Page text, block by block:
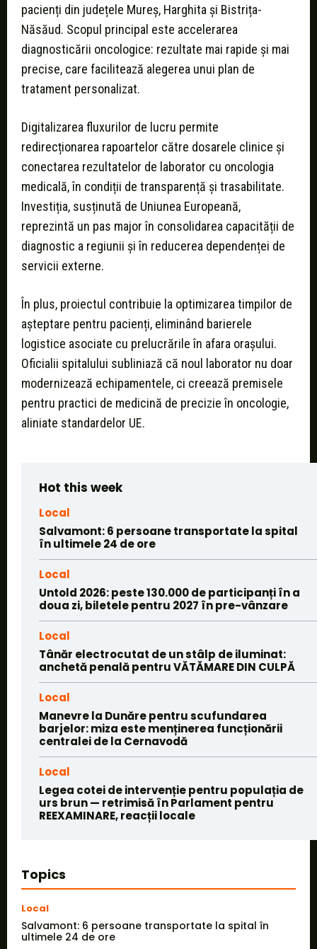
pacienți din județele Mureș, Harghita și Bistrița-
Năsăud. Scopul principal este accelerarea
diagnosticării oncologice: rezultate mai rapide și mai
precise, care facilitează alegerea unui plan de
tratament personalizat.
Digitalizarea fluxurilor de lucru permite
redirecționarea rapoartelor către dosarele clinice și
conectarea rezultatelor de laborator cu oncologia
medicală, în condiții de transparență și trasabilitate.
Investiția, susținută de Uniunea Europeană,
reprezintă un pas major în consolidarea capacității de
diagnostic a regiunii și în reducerea dependenței de
servicii externe.
În plus, proiectul contribuie la optimizarea timpilor de
așteptare pentru pacienți, eliminând barierele
logistice asociate cu prelucrările în afara orașului.
Oficialii spitalului subliniază că noul laborator nu doar
modernizează echipamentele, ci creează premisele
pentru practici de medicină de precizie în oncologie,
aliniate standardelor UE.
Hot this week
Local
Salvamont: 6 persoane transportate la spital
în ultimele 24 de ore
Local
Untold 2026: peste 130.000 de participanți în a
doua zi, biletele pentru 2027 în pre-vânzare
Local
Tânăr electrocutat de un stâlp de iluminat:
anchetă penală pentru VĂTĂMARE DIN CULPĂ
Local
Manevre la Dunăre pentru scufundarea
barjelor: miza este menținerea funcționării
centralei de la Cernavodă
Local
Legea cotei de intervenție pentru populația de
urs brun — retrimisă în Parlament pentru
REEXAMINARE, reacții locale
Topics
Local
Salvamont: 6 persoane transportate la spital în
ultimele 24 de ore